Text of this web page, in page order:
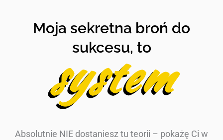
Moja sekretna broń do
sukcesu, to
system
Absolutnie NIE dostaniesz tu teorii – pokażę Ci w